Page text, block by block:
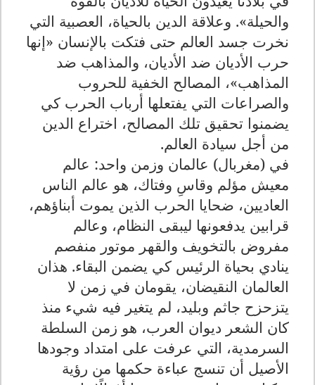
والحيلة». وعلاقة الدين بالحياة، العصبية التي
نخرت جسد العالم حتى فتكت بالإنسان «إنها
حرب الأديان ضد الأديان، والمذاهب ضد
المذاهب»، المصالح الخفية للحروب
والصراعات التي يفتعلها أرباب الحرب كي
يضمنوا تحقيق تلك المصالح، اختراع الدين
من أجل سيادة العالم.
في (مغربال) عالمان وزمن واحد: عالم
معيش مؤلم وقاسِ وفتاك، هو عالم الناس
العاديين، ضحايا الحرب الذين يموت أبناؤهم،
قرابين يدفعونها ليبقى النظام، وعالم
مفروض بالتخويف والقهر موتور منفصم
ينادي بحياة الرئيس كي يضمن البقاء. هذان
العالمان النقيضان، يقومان في زمن لا
يتزحزح جاثم وبليد، لم يتغير فيه شيء منذ
كان الشعر ديوان العرب، هو زمن السلطة
السرمدية، التي عرفت على امتداد وجودها
الأصيل أن تنسج عباءة حكمها من رؤية